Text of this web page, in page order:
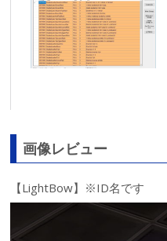
画像レビュー
【LightBow】※ID名です